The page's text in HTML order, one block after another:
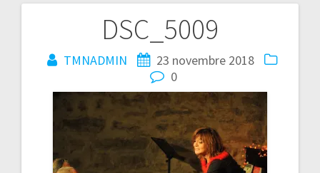
DSC_5009
TMNADMIN
23 novembre 2018
0
Navigation
de
l’article